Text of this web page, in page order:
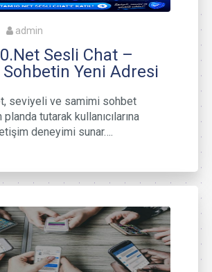
admin
Sesli Chat –
Sohbetin Yeni Adresi
seviyeli ve samimi sohbet
planda tutarak kullanıcılarına
deneyimi sunar….